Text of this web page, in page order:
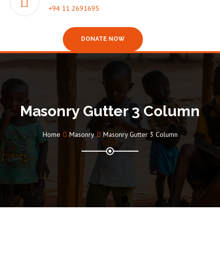
+94 11 2691695
DONATE NOW
Masonry Gutter 3 Column
Home Masonry Masonry Gutter 3 Column